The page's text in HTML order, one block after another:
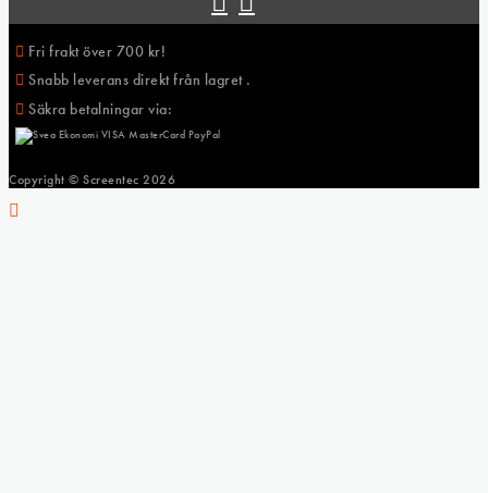
Fri frakt över 700 kr!
Snabb leverans direkt från lagret .
Säkra betalningar via:
Copyright © Screentec 2026